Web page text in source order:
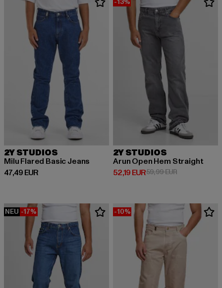
2Y STUDIOS
Milu Flared Basic Jeans
47,49 EUR
Derzeitiger Preis: 47,49 EUR
-13%
2Y STUDIOS
Arun Open Hem Straight
52,19 EUR
Derzeitiger Preis: 52,19 EUR
59,99 EURAktionspreis:
NEU -17% -10%